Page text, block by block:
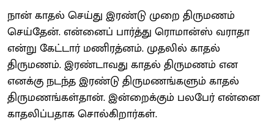
நான் காதல் செய்து இரண்டு முறை திருமணம்
செய்தேன். என்னைப் பார்த்து ரொமான்ஸ் வராதா
என்று கேட்டார் மணிரத்னம். முதலில் காதல்
திருமணம். இரண்டாவது காதல் திருமணம் என
எனக்கு நடந்த இரண்டு திருமணங்களும் காதல்
திருமணங்கள்தான். இன்றைக்கும் பலபேர் என்னை
காதலிப்பதாக சொல்கிறார்கள்.